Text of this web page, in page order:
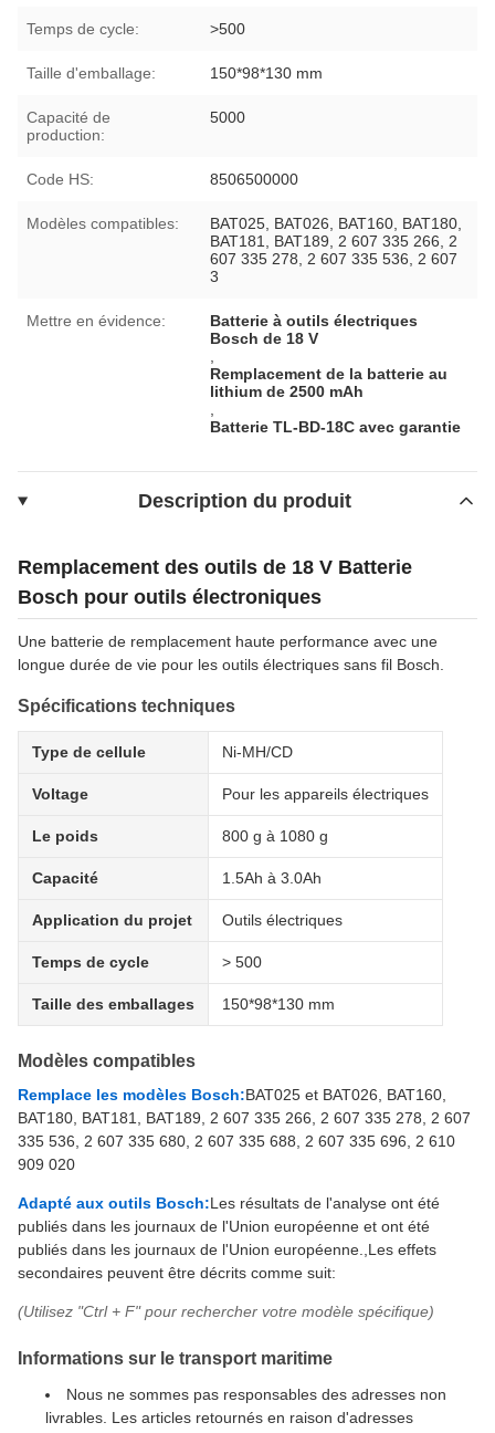
Temps de cycle: >500
Taille d'emballage: 150*98*130 mm
Capacité de
production:
5000
Code HS: 8506500000
Modèles compatibles:
BAT025, BAT026, BAT160, BAT180,
BAT181, BAT189, 2 607 335 266, 2
607 335 278, 2 607 335 536, 2 607
3
Mettre en évidence:
Batterie à outils électriques
Bosch de 18 V
Remplacement de la batterie au
lithium de 2500 mAh
Batterie TL-BD-18C avec garantie
Description du produit
Remplacement des outils de 18 V Batterie
Bosch pour outils électroniques
Une batterie de remplacement haute performance avec une
longue durée de vie pour les outils électriques sans fil Bosch.
Spécifications techniques
Type de cellule Ni-MH/CD
Voltage Pour les appareils électriques
Le poids 800 g à 1080 g
Capacité 1.5Ah à 3.0Ah
Application du projet Outils électriques
Temps de cycle > 500
Taille des emballages 150*98*130 mm
Modèles compatibles
Remplace les modèles Bosch:BAT025 et BAT026, BAT160,
BAT180, BAT181, BAT189, 2 607 335 266, 2 607 335 278, 2 607
335 536, 2 607 335 680, 2 607 335 688, 2 607 335 696, 2 610
909 020
Adapté aux outils Bosch:Les résultats de l'analyse ont été
publiés dans les journaux de l'Union européenne et ont été
publiés dans les journaux de l'Union européenne.,Les effets
secondaires peuvent être décrits comme suit:
(Utilisez "Ctrl + F" pour rechercher votre modèle spécifique)
Informations sur le transport maritime
Nous ne sommes pas responsables des adresses non
livrables. Les articles retournés en raison d'adresses